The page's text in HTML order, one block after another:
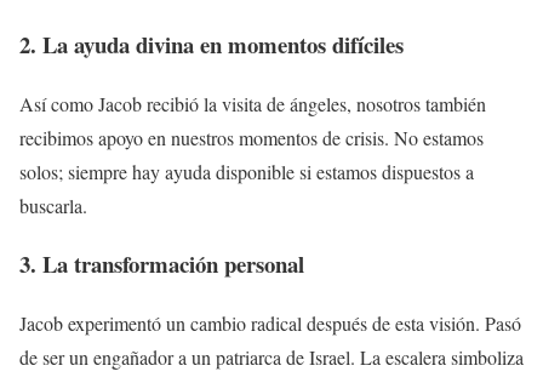
2. La ayuda divina en momentos difíciles
Así como Jacob recibió la visita de ángeles, nosotros también
recibimos apoyo en nuestros momentos de crisis. No estamos
solos; siempre hay ayuda disponible si estamos dispuestos a
buscarla.
3. La transformación personal
Jacob experimentó un cambio radical después de esta visión. Pasó
de ser un engañador a un patriarca de Israel. La escalera simboliza